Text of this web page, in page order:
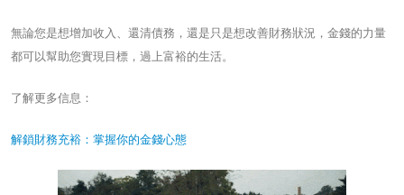
無論您是想增加收入、還清債務，還是只是想改善財務狀況，金錢的力量
都可以幫助您實現目標，過上富裕的生活。
了解更多信息：
解鎖財務充裕：掌握你的金錢心態